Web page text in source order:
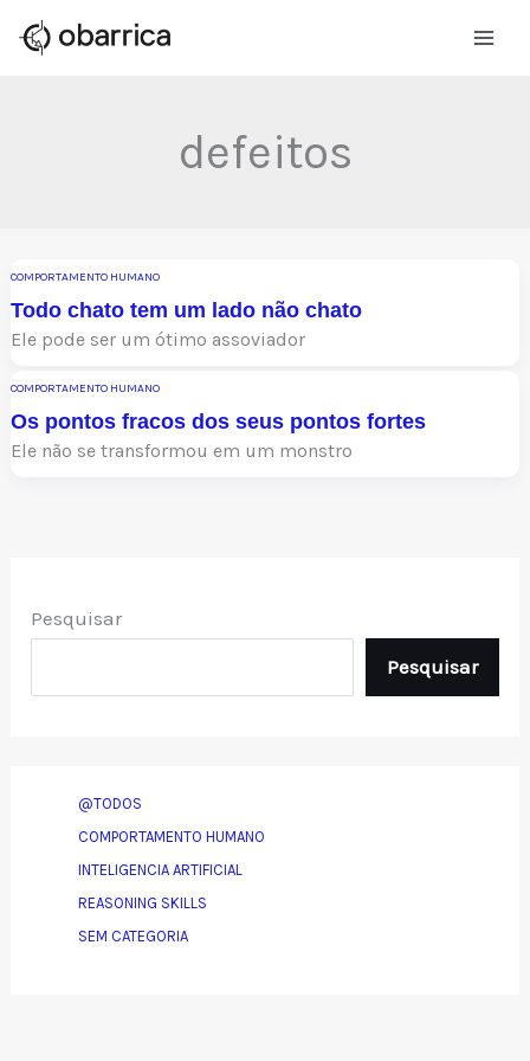
para
defeitos
COMPORTAMENTO HUMANO
Todo chato tem um lado não chato
Ele pode ser um ótimo assoviador
COMPORTAMENTO HUMANO
Os pontos fracos dos seus pontos fortes
Ele não se transformou em um monstro
Pesquisar
Pesquisar
@TODOS
COMPORTAMENTO HUMANO
INTELIGENCIA ARTIFICIAL
REASONING SKILLS
SEM CATEGORIA